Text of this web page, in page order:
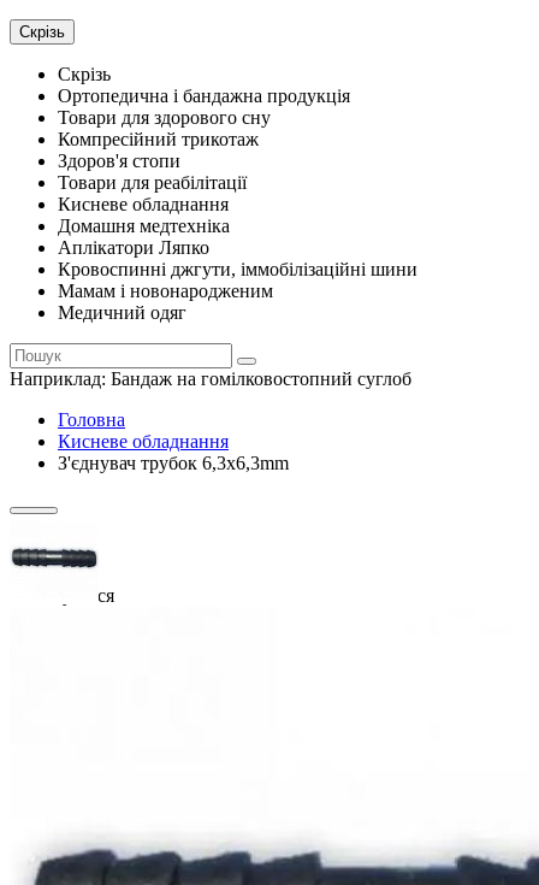
Скрізь
Скрізь
Ортопедична і бандажна продукція
Товари для здорового сну
Компресійний трикотаж
Здоров'я стопи
Товари для реабілітації
Кисневе обладнання
Домашня медтехніка
Аплікатори Ляпко
Кровоспинні джгути, іммобілізаційні шини
Мамам і новонародженим
Медичний одяг
Наприклад: Бандаж на гомілковостопний суглоб
Головна
Кисневе обладнання
З'єднувач трубок 6,3x6,3mm
Закінчується